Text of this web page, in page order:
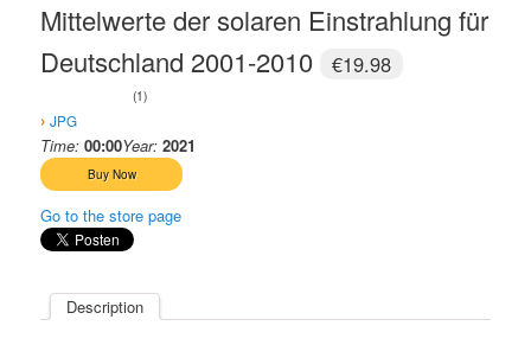
Mittelwerte der solaren Einstrahlung für
Deutschland 2001-2010
€19.98
1
› JPG
Time:00:00Year:2021
Go to the store page
Description